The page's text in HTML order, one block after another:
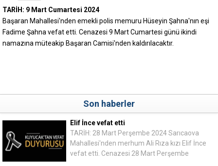
TARİH: 9 Mart Cumartesi 2024
Başaran Mahallesi'nden emekli polis memuru Hüseyin Şahna'nın eşi
Fadime Şahna vefat etti. Cenazesi 9 Mart Cumartesi günü ikindi
namazına müteakip Başaran Camisi'nden kaldırılacaktır.
Son haberler
Elif İnce vefat etti
TARİH: 28 Mart Perşembe 2024 Sarıcaova
Mahallesi'nden merhum Ali Rıza kızı Elif İnce
vefat etti. Cenazesi 28 Mart Perşembe